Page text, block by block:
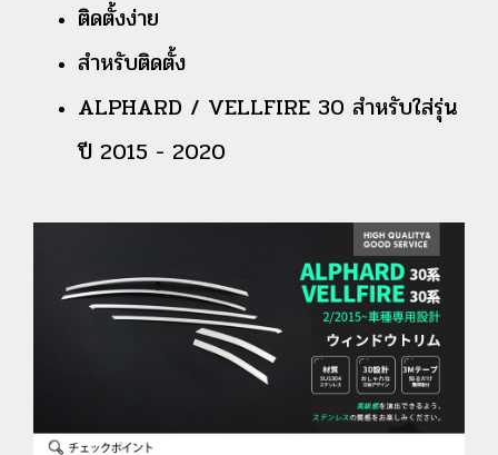
ติดตั้งง่าย
สำหรับติดตั้ง
ALPHARD / VELLFIRE 30 สำหรับใส่รุ่น
ปี 2015 - 2020